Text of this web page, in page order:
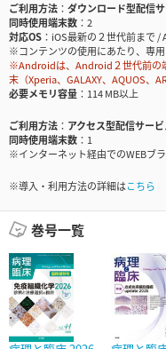
ご利用方法
ダウンロード型配信サ
同時使用端末数
2
対応OS
iOS最新の２世代前まで
※コンテンツの使用にあたり、専
※Androidは、Android２世代前の
末（Xperia、GALAXY、AQUOS、
必要メモリ容量
114 MB以上
ご利用方法
アクセス型配信サービ
同時使用端末数
1
※インターネット経由でのWEBブ
※導入・利用方法の詳細はこちら
巻号一覧